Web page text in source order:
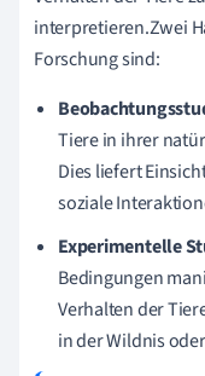
interpretieren.Zwei
Forschung sind:
Tiere in ihrer
Dies liefert
soziale
Experimentelle
Bedingungen
Verhalten der
in der Wildnis